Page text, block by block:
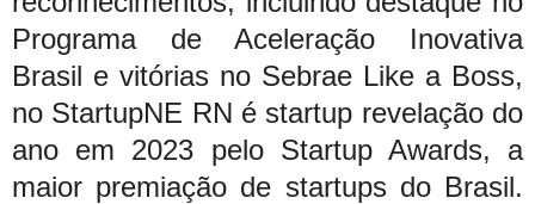
Programa de Aceleração Inovativa
Brasil e vitórias no Sebrae Like a Boss,
no StartupNE RN é startup revelação do
ano em 2023 pelo Startup Awards, a
maior premiação de startups do Brasil.